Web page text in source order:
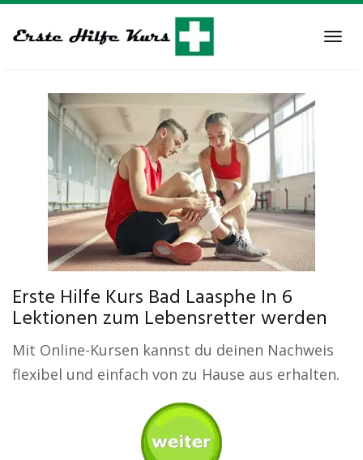
to
Erste Hilfe Kurs Bad Laasphe In 6
Lektionen zum Lebensretter werden
Mit Online-Kursen kannst du deinen Nachweis
flexibel und einfach von zu Hause aus erhalten.